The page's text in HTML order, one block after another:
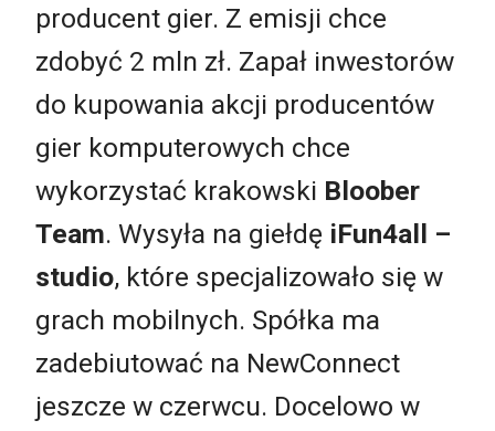
producent gier. Z emisji chce
zdobyć 2 mln zł. Zapał inwestorów
do kupowania akcji producentów
gier komputerowych chce
wykorzystać krakowski Bloober
Team. Wysyła na giełdę iFun4all –
studio, które specjalizowało się w
grach mobilnych. Spółka ma
zadebiutować na NewConnect
jeszcze w czerwcu. Docelowo w